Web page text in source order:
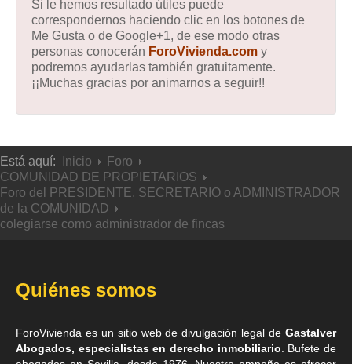
Si le hemos resultado útiles puede
correspondernos haciendo clic en los botones de
Me Gusta o de Google+1, de ese modo otras
personas conocerán ForoVivienda.com y
podremos ayudarlas también gratuitamente.
¡¡Muchas gracias por animarnos a seguir!!
Está aquí: Inicio
Foro
COMUNIDAD DE PROPIETARIOS
Foro del PRESIDENTE, SECRETARIO o ADMINISTRADOR
de la COMUNIDAD
colegiarse como administrador de fincas
Quiénes somos
ForoVivienda es un sitio web de divulgación legal de Gastalver
Abogados, especialistas en derecho inmobiliario . Bufete de